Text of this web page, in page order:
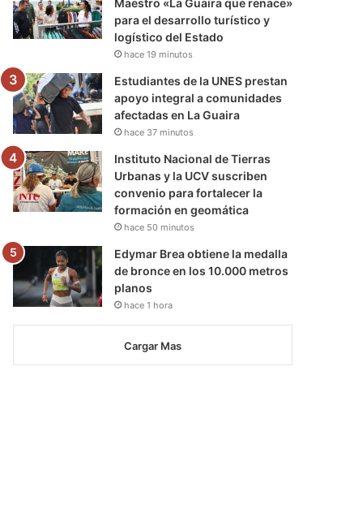
para el desarrollo turístico y
logístico del Estado
hace 19 minutos
Estudiantes de la UNES prestan
apoyo integral a comunidades
afectadas en La Guaira
hace 37 minutos
Instituto Nacional de Tierras
Urbanas y la UCV suscriben
convenio para fortalecer la
formación en geomática
hace 50 minutos
Edymar Brea obtiene la medalla
de bronce en los 10.000 metros
planos
hace 1 hora
Cargar Mas